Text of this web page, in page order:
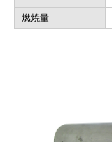
燃焼量